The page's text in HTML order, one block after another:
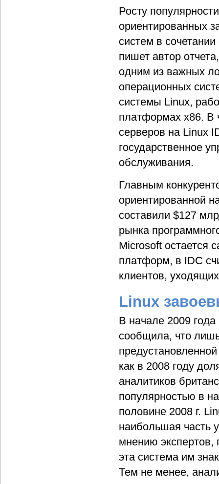
Росту
ориентированных
систем в
пишет автор
одним из важных
операционных
системы Linux,
платформах х86. В
серверов на Linux
государственное
обслуживания.
Главным
ориентированной
составили $127
рынка
Microsoft остается
платформ, в IDC
клиентов,
Linux
В начале 2009 года
сообщила, что
как в 2008 году
аналитиков
популярностью в
половине 2008 г.
наибольшая часть
мнению экспертов,
эта система им
Тем не менее,